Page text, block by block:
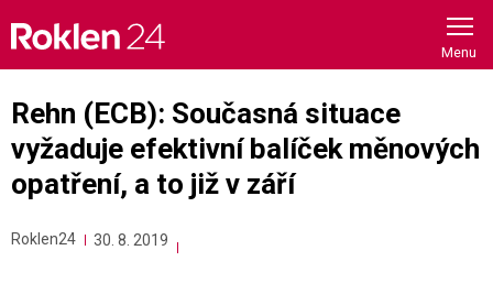
content
Rehn (ECB): Současná situace
vyžaduje efektivní balíček měnových
opatření, a to již v září
Roklen24 30. 8. 2019